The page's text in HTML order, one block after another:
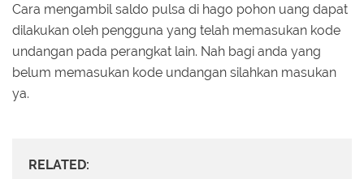
Cara mengambil saldo pulsa di hago pohon uang dapat
dilakukan oleh pengguna yang telah memasukan kode
undangan pada perangkat lain. Nah bagi anda yang
belum memasukan kode undangan silahkan masukan
ya.
RELATED: